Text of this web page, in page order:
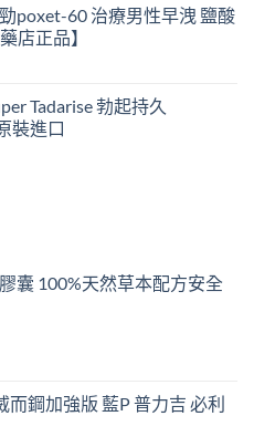
poxet-60 治療男性早洩 鹽酸
店正品】
Tadarise 勃起持久
裝進口
囊 100%天然草本配方安全
而鋼加強版 藍P 普力吉 必利